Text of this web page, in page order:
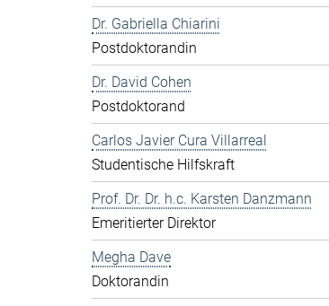
Dr. Gabriella Chiarini
Postdoktorandin
Dr. David Cohen
Postdoktorand
Carlos Javier Cura Villarreal
Studentische Hilfskraft
Prof. Dr. Dr. h.c. Karsten Danzmann
Emeritierter Direktor
Megha Dave
Doktorandin